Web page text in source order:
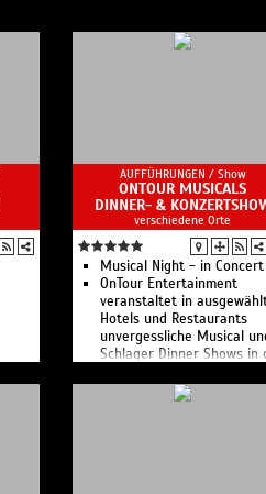
AUFFÜHRUNGEN / Show
ONTOUR MUSICALS
DINNER- &
verschiedene Orte
Musical Night - in Concert
OnTour Entertainment
veranstaltet in
Hotels und Restaurants
unvergessliche Musical
Schlager Dinner Shows in